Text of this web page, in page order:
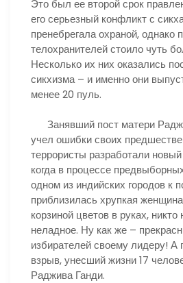
Это был ее второй срок
его серьезный конфликт с
пренебрегала охраной, однако
телохранителей стоило чуть
Несколько их них оказались
сикхизма – и именно они
менее 20 пуль.
Занявший пост матери
учел ошибки своих
террористы разработали
когда в процессе
одном из индийских городов к
приблизилась хрупкая
корзиной цветов в руках, никто
неладное. Ну как же –
избирателей своему лидеру! А
взрыв, унесший жизни 17
Раджива Ганди.